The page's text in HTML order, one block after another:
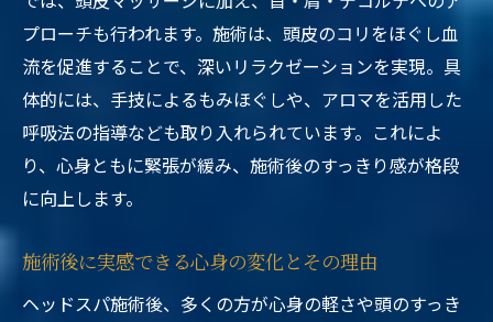
プローチも行われます。施術は、頭皮のコリをほぐし血
流を促進することで、深いリラクゼーションを実現。具
体的には、手技によるもみほぐしや、アロマを活用した
呼吸法の指導なども取り入れられています。これによ
り、心身ともに緊張が緩み、施術後のすっきり感が格段
に向上します。
施術後に実感できる心身の変化とその理由
ヘッドスパ施術後、多くの方が心身の軽さや頭のすっき